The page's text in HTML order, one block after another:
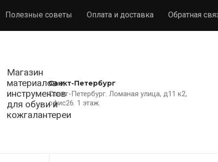
Полезные советы Оплата и доставка Обратная
Магазин
материалов и
инструментов
для обуви и
кожгалантереи
Санкт-Петербург
Санкт-Петербург. Ломаная улица, д11 к2,
офис26. 1 этаж.